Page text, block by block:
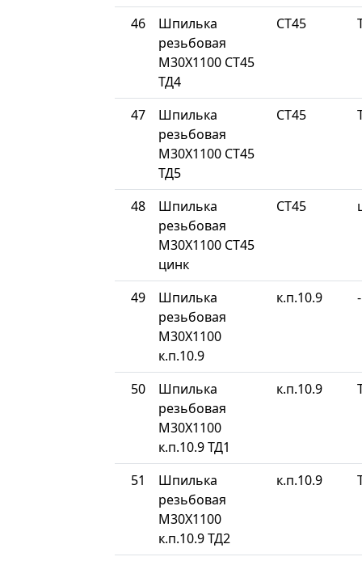
46
Шпилька
резьбовая
М30Х1100 СТ45
ТД4
СТ45
47
Шпилька
резьбовая
М30Х1100 СТ45
ТД5
СТ45
48
Шпилька
резьбовая
М30Х1100 СТ45
цинк
СТ45
49
Шпилька
резьбовая
М30Х1100
к.п.10.9
к.п.10.9 -
50
Шпилька
резьбовая
М30Х1100
к.п.10.9 ТД1
к.п.10.9
51
Шпилька
резьбовая
М30Х1100
к.п.10.9 ТД2
к.п.10.9